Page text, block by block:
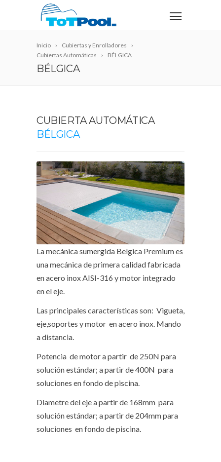
Inicio
Cubiertas y Enrolladores
Cubiertas Automáticas
BÉLGICA
BÉLGICA
CUBIERTA AUTOMÁTICA
BÉLGICA
La mecánica sumergida Belgica Premium es
una mecánica de primera calidad fabricada
en acero inox AISI-316 y motor integrado
en el eje.
Las principales características son: Vigueta,
eje,soportes y motor en acero inox. Mando
a distancia.
Potencia de motor a partir de 250N para
solución estándar; a partir de 400N para
soluciones en fondo de piscina.
Diametre del eje a partir de 168mm para
solución estándar; a partir de 204mm para
soluciones en fondo de piscina.